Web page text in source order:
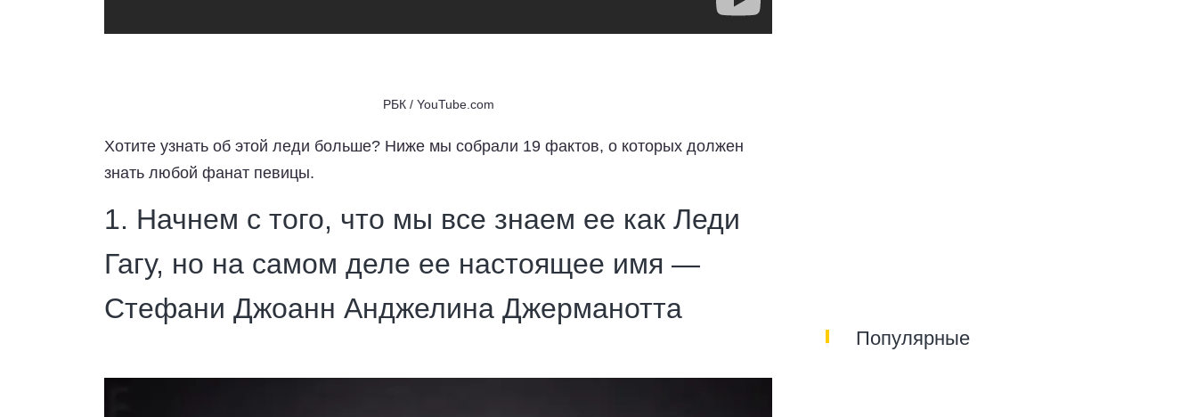
РБК / YouTube.com
Хотите узнать об этой леди больше? Ниже мы собрали 19 фактов, о которых должен
знать любой фанат певицы.
1. Начнем с того, что мы все знаем ее как Леди
Гагу, но на самом деле ее настоящее имя —
Стефани Джоанн Анджелина Джерманотта
Популярные